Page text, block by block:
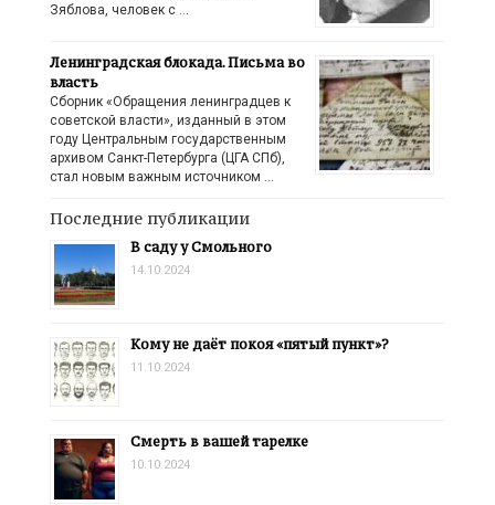
Зяблова, человек с …
Ленинградская блокада. Письма во
власть
Сборник «Обращения ленинградцев к
советской власти», изданный в этом
году Центральным государственным
архивом Санкт-Петербурга (ЦГА СПб),
стал новым важным источником …
Последние публикации
В саду у Смольного
14.10.2024
Кому не даёт покоя «пятый пункт»?
11.10.2024
Смерть в вашей тарелке
10.10.2024